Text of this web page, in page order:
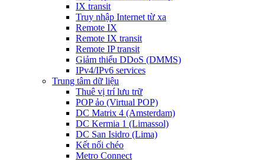
IX transit
Truy nhập Internet từ xa
Remote IX
Remote IX transit
Remote IP transit
Giảm thiểu DDoS (DMMS)
IPv4/IPv6 services
Trung tâm dữ liệu
Thuê vị trí lưu trữ
POP ảo (Virtual POP)
DC Matrix 4 (Amsterdam)
DC Kermia 1 (Limassol)
DC San Isidro (Lima)
Kết nối chéo
Metro Connect